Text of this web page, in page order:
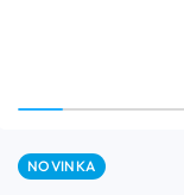
NOVINKA